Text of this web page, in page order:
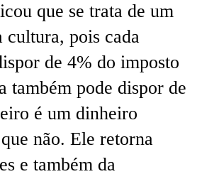
que se trata de um
cultura, pois cada
de 4% do imposto
também pode dispor de
é um dinheiro
não. Ele retorna
e também da